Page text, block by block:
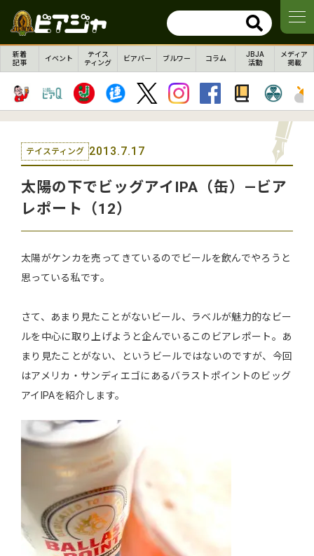
新着
記事
イベント
テイス
ティング
ビアバー ブルワー コラム
JBJA
活動
メディア
掲載
テイスティング 2013.7.17
太陽の下でビッグアイIPA（缶）―ビア
レポート（12）
太陽がケンカを売ってきているのでビールを飲んでやろうと
思っている私です。
さて、あまり見たことがないビール、ラベルが魅力的なビー
ルを中心に取り上げようと企んでいるこのビアレポート。あ
まり見たことがない、というビールではないのですが、今回
はアメリカ・サンディエゴにあるバラストポイントのビッグ
アイIPAを紹介します。